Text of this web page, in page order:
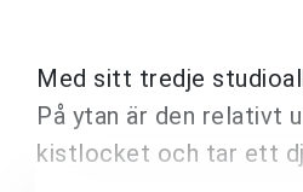
Med sitt tredje
På ytan är den relativt
kistlocket och tar ett